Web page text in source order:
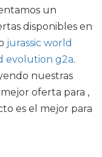
un
disponibles en
jurassic world
evolution g2a.
nuestras
oferta para ,
es el mejor para